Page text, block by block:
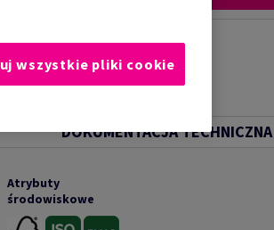
DOKUMENTACJA TECHNICZNA
Atrybuty
środowiskowe
wszystkie pliki cookie